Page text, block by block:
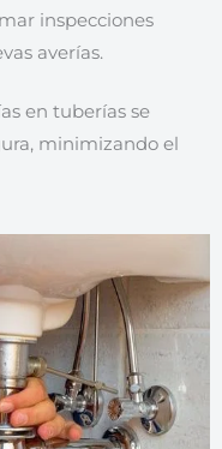
inspecciones
averías.
en tuberías se
minimizando el